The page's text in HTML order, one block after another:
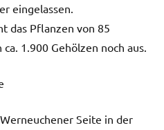
eingelassen.
das Pflanzen von 85
1.900 Gehölzen noch aus.
Seite in der